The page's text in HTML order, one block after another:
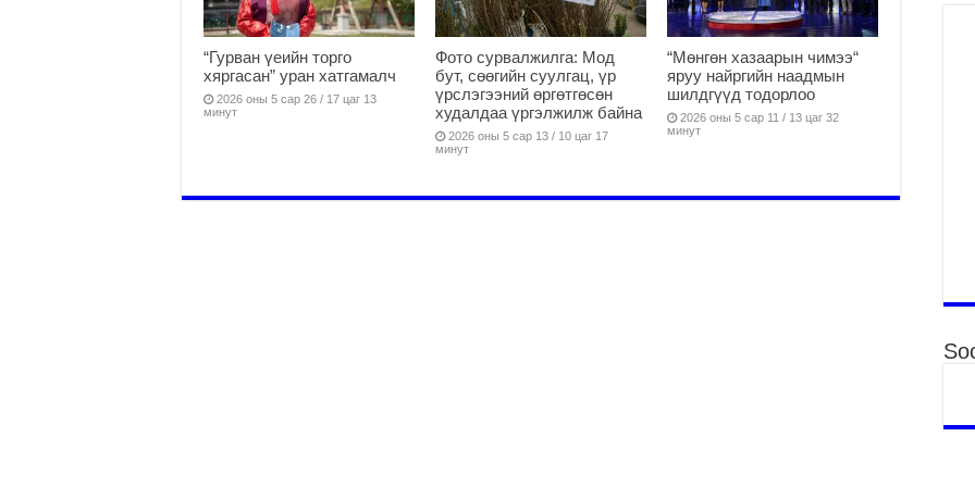
“Гурван үеийн торго
хяргасан” уран хатгамалч
2026 оны 5 сар 26 / 17 цаг 13
минут
Фото сурвалжилга: Мод
бут, сөөгийн суулгац, үр
үрслэгээний өргөтгөсөн
худалдаа үргэлжилж байна
2026 оны 5 сар 13 / 10 цаг 17
минут
“Мөнгөн хазаарын чимээ“
яруу найргийн наадмын
шилдгүүд тодорлоо
2026 оны 5 сар 11 / 13 цаг 32
минут